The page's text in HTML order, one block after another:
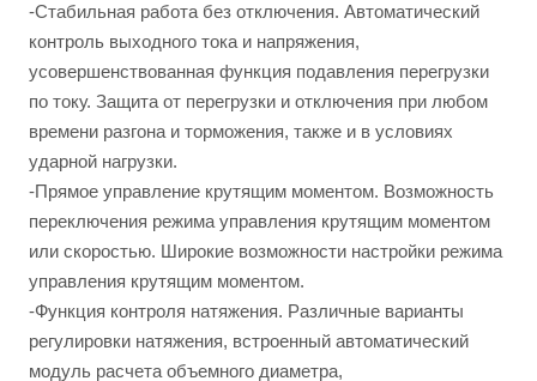
-Стабильная работа без отключения. Автоматический
контроль выходного тока и напряжения,
усовершенствованная функция подавления перегрузки
по току. Защита от перегрузки и отключения при любом
времени разгона и торможения, также и в условиях
ударной нагрузки.
-Прямое управление крутящим моментом. Возможность
переключения режима управления крутящим моментом
или скоростью. Широкие возможности настройки режима
управления крутящим моментом.
-Функция контроля натяжения. Различные варианты
регулировки натяжения, встроенный автоматический
модуль расчета объемного диаметра,